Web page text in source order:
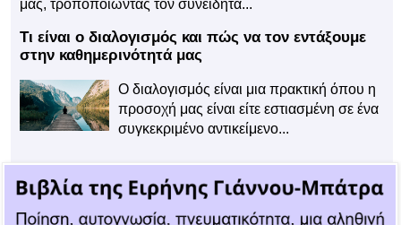
μας, τροποποιώντας τον συνειδητά...
Τι είναι ο διαλογισμός και πώς να τον εντάξουμε
στην καθημερινότητά μας
Ο διαλογισμός είναι μια πρακτική όπου η
προσοχή μας είναι είτε εστιασμένη σε ένα
συγκεκριμένο αντικείμενο...